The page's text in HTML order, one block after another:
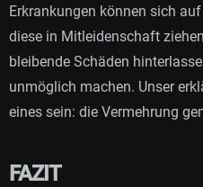
Erkrankungen können sich
diese in Mitleidenschaft
bleibende Schäden
unmöglich machen. Unser
eines sein: die Vermehrung
FAZIT